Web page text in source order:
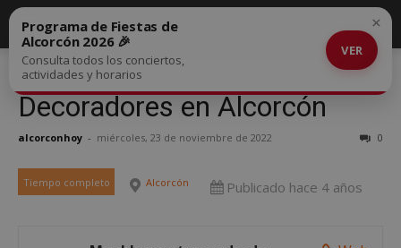
Decoradores en Alcorcón
alcorconhoy - miércoles, 23 de noviembre de 2022 0
Programa de Fiestas de
Alcorcón 2026 🎉
Consulta todos los conciertos,
actividades y horarios
VER
×
Tiempo completo Alcorcón Publicado hace 4 años